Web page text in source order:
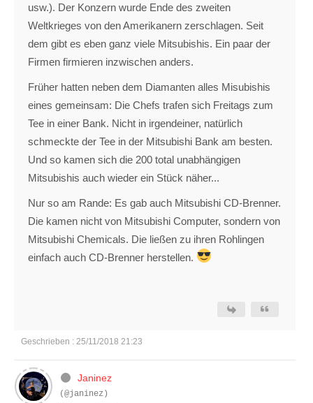
usw.). Der Konzern wurde Ende des zweiten
Weltkrieges von den Amerikanern zerschlagen. Seit
dem gibt es eben ganz viele Mitsubishis. Ein paar der
Firmen firmieren inzwischen anders.
Früher hatten neben dem Diamanten alles Misubishis
eines gemeinsam: Die Chefs trafen sich Freitags zum
Tee in einer Bank. Nicht in irgendeiner, natürlich
schmeckte der Tee in der Mitsubishi Bank am besten.
Und so kamen sich die 200 total unabhängigen
Mitsubishis auch wieder ein Stück näher...
Nur so am Rande: Es gab auch Mitsubishi CD-Brenner.
Die kamen nicht von Mitsubishi Computer, sondern von
Mitsubishi Chemicals. Die ließen zu ihren Rohlingen
einfach auch CD-Brenner herstellen.
Geschrieben : 25/11/2018 21:23
Janinez
(@janinez)